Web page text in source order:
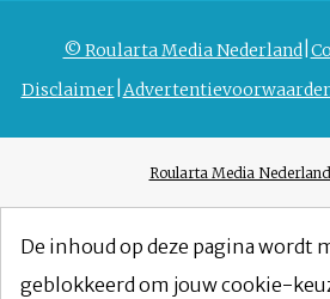
© Roularta Media Nederland
Disclaimer
Roularta Media
De inhoud op deze pagina wordt
geblokkeerd om jouw cookie-